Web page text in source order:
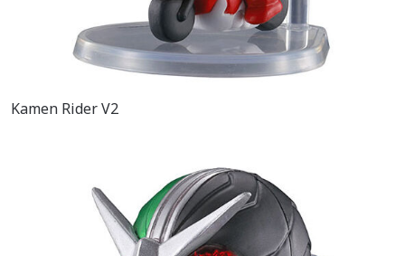
Kamen Rider V2